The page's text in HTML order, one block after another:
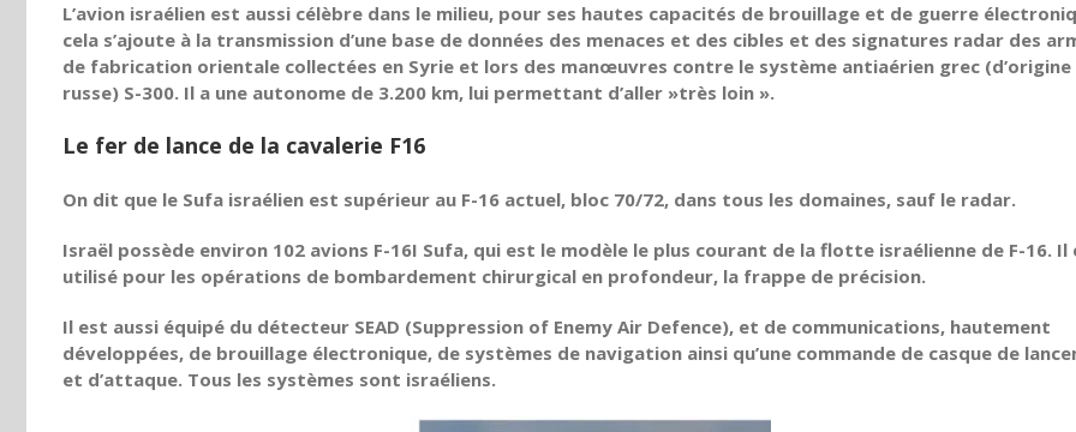
L’avion israélien est aussi célèbre dans le milieu, pour ses hautes capacités de brouillage et de guerre
cela s’ajoute à la transmission d’une base de données des menaces et des cibles et des signatures radar des
de fabrication orientale collectées en Syrie et lors des manœuvres contre le système antiaérien grec (d’origine
russe) S-300. Il a une autonome de 3.200 km, lui permettant d’aller »très loin ».
Le fer de lance de la cavalerie F16
On dit que le Sufa israélien est supérieur au F-16 actuel, bloc 70/72, dans tous les domaines, sauf le radar.
Israël possède environ 102 avions F-16I Sufa, qui est le modèle le plus courant de la flotte israélienne de F-16. Il
utilisé pour les opérations de bombardement chirurgical en profondeur, la frappe de précision.
Il est aussi équipé du détecteur SEAD (Suppression of Enemy Air Defence), et de communications, hautement
développées, de brouillage électronique, de systèmes de navigation ainsi qu’une commande de casque de
et d’attaque. Tous les systèmes sont israéliens.